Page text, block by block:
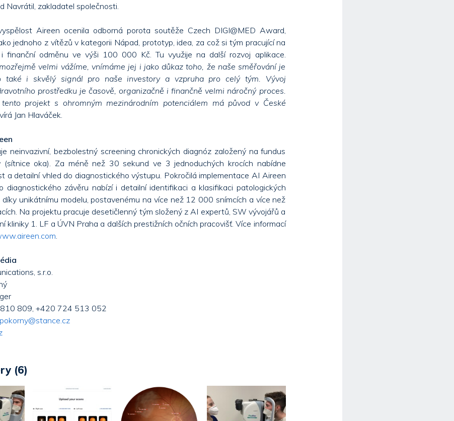
Navrátil, zakladatel společnosti.
Aireen ocenila odborná porota soutěže Czech DIGI@MED Award,
jednoho z vítězů v kategorii Nápad, prototyp, idea, za což si tým pracující na
finanční odměnu ve výši 100 000 Kč. Tu využije na další rozvoj aplikace.
velmi vážíme, vnímáme jej i jako důkaz toho, že naše směřování je
také i skvělý signál pro naše investory a vzpruha pro celý tým. Vývoj
prostředku je časově, organizačně i finančně velmi náročný proces.
projekt s ohromným mezinárodním potenciálem má původ v České
Jan Hlaváček.
neinvazivní, bezbolestný screening chronických diagnóz založený na fundus
(sítnice oka). Za méně než 30 sekund ve 3 jednoduchých krocích nabídne
a detailní vhled do diagnostického výstupu. Pokročilá implementace AI Aireen
diagnostického závěru nabízí i detailní identifikaci a klasifikaci patologických
díky unikátnímu modelu, postavenému na více než 12 000 snímcích a více než
Na projektu pracuje desetičlenný tým složený z AI expertů, SW vývojářů a
kliniky 1. LF a ÚVN Praha a dalších prestižních očních pracovišť. Více informací
.
s.r.o.
809, +420 724 513 052
(6)